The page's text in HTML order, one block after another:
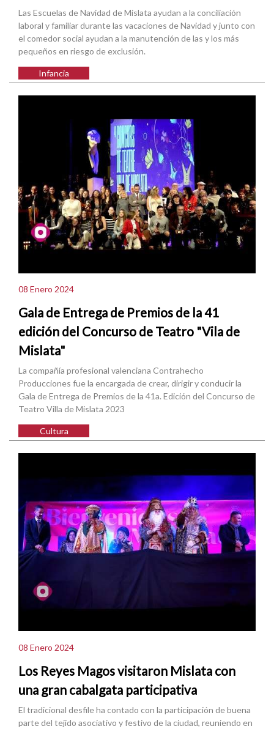
Las Escuelas de Navidad de Mislata ayudan a la conciliación
laboral y familiar durante las vacaciones de Navidad y junto con
el comedor social ayudan a la manutención de las y los más
pequeños en riesgo de exclusión.
Infancia
08 Enero 2024
Gala de Entrega de Premios de la 41
edición del Concurso de Teatro "Vila de
Mislata"
La compañía profesional valenciana Contrahecho
Producciones fue la encargada de crear, dirigir y conducir la
Gala de Entrega de Premios de la 41a. Edición del Concurso de
Teatro Villa de Mislata 2023
Cultura
08 Enero 2024
Los Reyes Magos visitaron Mislata con
una gran cabalgata participativa
El tradicional desfile ha contado con la participación de buena
parte del tejido asociativo y festivo de la ciudad, reuniendo en